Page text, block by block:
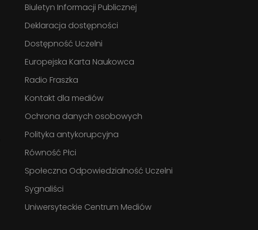
Biuletyn Informacji Publicznej
Deklaracja dostępności
Dostępność Uczelni
Europejska Karta Naukowca
Radio Fraszka
Kontakt dla mediów
Ochrona danych osobowych
Polityka antykorupcyjna
Równość Płci
Społeczna Odpowiedzialność Uczelni
Sygnaliści
Uniwersyteckie Centrum Mediów